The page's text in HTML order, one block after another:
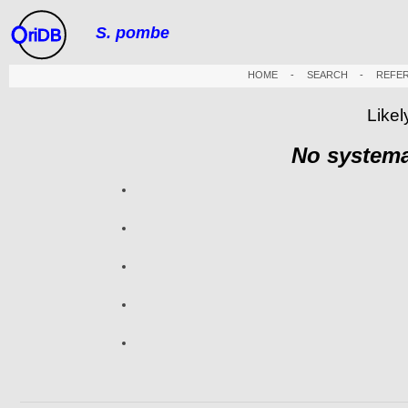
riDB S. pombe
HOME- SEARCH -
No